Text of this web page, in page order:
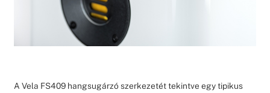
A Vela FS409 hangsugárzó szerkezetét tekintve egy tipikus